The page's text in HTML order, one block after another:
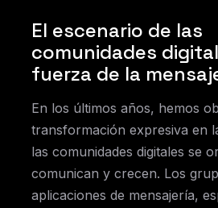
El escenario de las
comunidades
fuerza de la
En los últimos años, hemos
transformación expresiva en
las comunidades digitales se
comunican y crecen. Los
aplicaciones de mensajería,